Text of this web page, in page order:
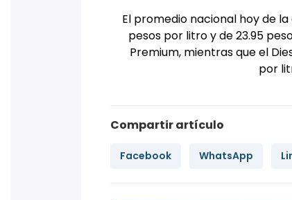
El promedio nacional hoy de la
pesos por litro y de 23.95
Premium, mientras que el
por
Compartir artículo
Facebook WhatsApp